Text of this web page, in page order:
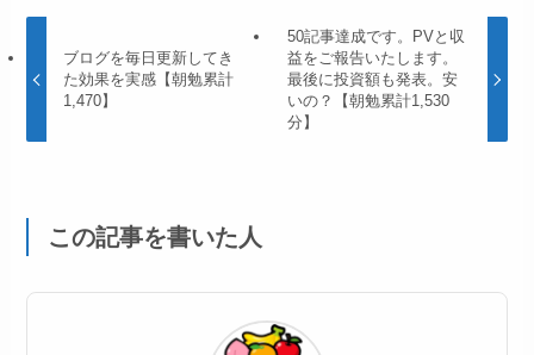
ブログを毎日更新してき
た効果を実感【朝勉累計
1,470】
50記事達成です。PVと収
益をご報告いたします。
最後に投資額も発表。安
いの？【朝勉累計1,530
分】
この記事を書いた人